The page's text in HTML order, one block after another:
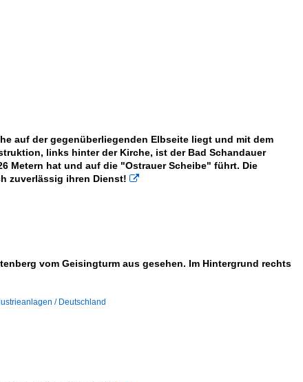
auf der gegenüberliegenden Elbseite liegt und mit dem
links hinter der Kirche, ist der Bad Schandauer
Metern hat und auf die "Ostrauer Scheibe" führt. Die
zuverlässig ihren Dienst! 
vom Geisingturm aus gesehen. Im Hintergrund rechts
/ Deutschland